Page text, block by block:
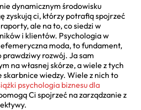
dynamicznym środowisku
zyskują ci, którzy potrafią spojrzeć
ale na to, co siedzi w
i klientów. Psychologia w
moda, to fundament,
rozwój. Ja sam
na własnej skórze, a wiele z tych
skarbnice wiedzy. Wiele z nich to
psychologia biznesu dla
Ci spojrzeć na zarządzanie z